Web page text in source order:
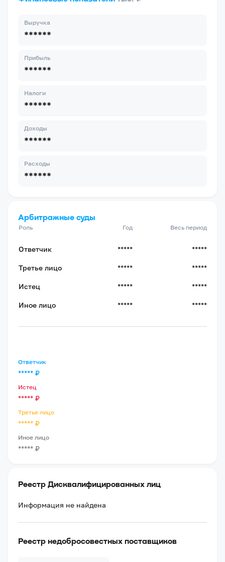
Выручка
******
Прибыль
******
Налоги
******
Доходы
******
Расходы
******
Арбитражные суды
Роль Год Весь период
Ответчик ***** *****
Третье лицо ***** *****
Истец ***** *****
Иное лицо ***** *****
Ответчик
***** ₽
Истец
***** ₽
Третье лицо
***** ₽
Иное лицо
***** ₽
Реестр Дисквалифицированных лиц
Информация не найдена
Реестр недобросовестных поставщиков